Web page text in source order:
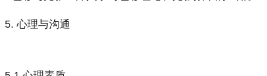
5. 心理与沟通